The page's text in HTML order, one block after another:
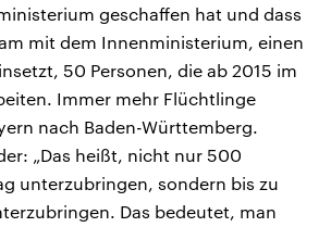
geschaffen hat und dass
mit dem Innenministerium, einen
50 Personen, die ab 2015 im
Immer mehr Flüchtlinge
nach Baden-Württemberg.
„Das heißt, nicht nur 500
unterzubringen, sondern bis zu
Das bedeutet, man